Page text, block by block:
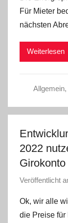
Für Mieter
nächsten
Weiterlesen
Allgemein,
2022
Veröffentlicht
Ok, wir alle
die Preise für